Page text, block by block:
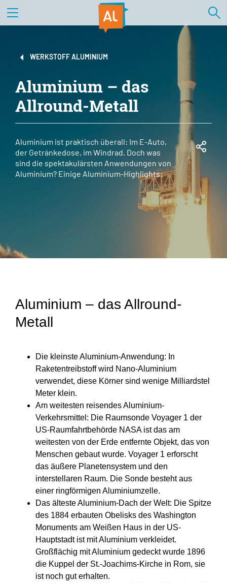
WERKSTOFF ALUMINIUM
Aluminium – das
Allround-Metall
Aluminium ist praktisch überall: Im E-Auto,
der Getränkedose, im Windrad. Doch was
sind die spektakulärsten Anwendungen von
Aluminium? Einige Aluminium-Highlights:
Aluminium – das Allround-
Metall
Die kleinste Aluminium-Anwendung: In
Raketentreibstoff wird Nano-Aluminium
verwendet, diese Körner sind wenige Milliardstel
Meter klein.
Am weitesten reisendes Aluminium-
Verkehrsmittel: Die Raumsonde Voyager 1 der
US-Raumfahrtbehörde NASA ist das am
weitesten von der Erde entfernte Objekt, das von
Menschen gebaut wurde. Voyager 1 erforscht
das äußere Planetensystem und den
interstellaren Raum. Die Sonde besteht aus
einer ringförmigen Aluminiumzelle.
Das älteste Aluminium-Dach der Welt: Die Spitze
des 1884 erbauten Obelisks des Washington
Monuments am Weißen Haus in der US-
Hauptstadt ist mit Aluminium verkleidet.
Großflächig mit Aluminium gedeckt wurde 1896
die Kuppel der St.-Joachims-Kirche in Rom, sie
ist noch gut erhalten.